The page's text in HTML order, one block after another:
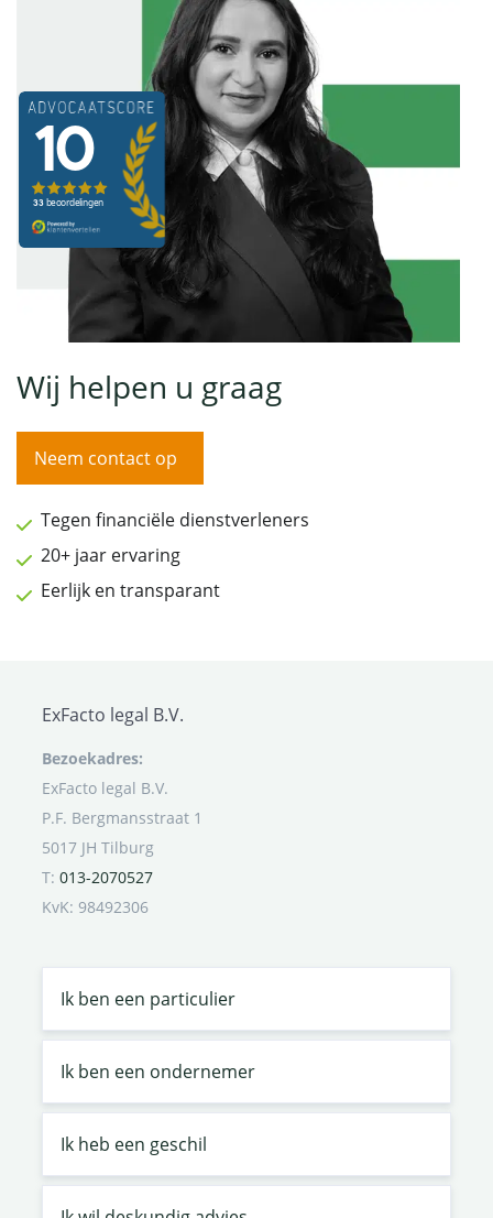
Wij helpen u graag
Neem contact op
Tegen financiële dienstverleners
20+ jaar ervaring
Eerlijk en transparant
ExFacto legal B.V.
Bezoekadres:
ExFacto legal B.V.
P.F. Bergmansstraat 1
5017 JH Tilburg
T: 013-2070527
KvK: 98492306
Ik ben een particulier
Ik ben een ondernemer
Ik heb een geschil